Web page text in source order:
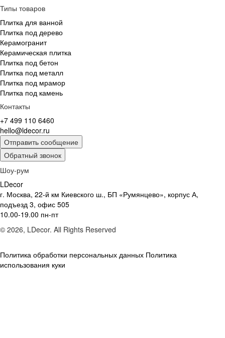
Типы товаров
Плитка для ванной
Плитка под дерево
Керамогранит
Керамическая плитка
Плитка под бетон
Плитка под металл
Плитка под мрамор
Плитка под камень
Контакты
+7 499 110 6460
hello@ldecor.ru
Отправить сообщение
Обратный звонок
Шоу-рум
LDecor
г. Москва, 22-й км Киевского ш., БП «Румянцево», корпус А,
подъезд 3, офис 505
10.00-19.00 пн-пт
© 2026, LDecor. All Rights Reserved
Политика обработки персональных данных Политика
использования куки